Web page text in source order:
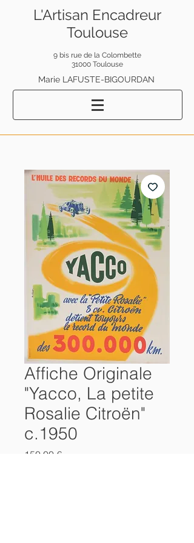
L'Artisan Encadreur
Toulouse
9 bis rue de la Colombette
31000 Toulouse
Marie LAFUSTE-BIGOURDAN
Affiche Originale
"Yacco, La petite
Rosalie Citroën"
c.1950
150,00 €Prix